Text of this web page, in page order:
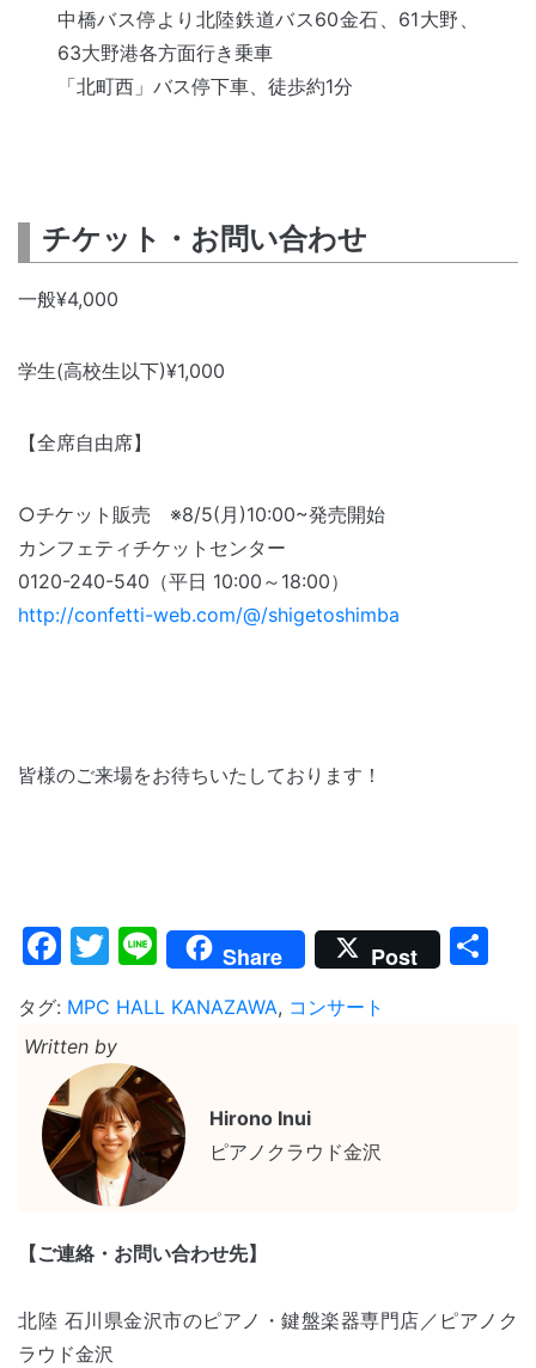
中橋バス停より北陸鉄道バス60金石、61大野、
63大野港各方面行き乗車
「北町西」バス停下車、徒歩約1分
チケット・お問い合わせ
一般¥4,000
学生(高校生以下)¥1,000
【全席自由席】
○チケット販売 ※8/5(月)10:00~発売開始
カンフェティチケットセンター
0120-240-540（平日 10:00～18:00）
http://confetti-web.com/@/shigetoshimba
皆様のご来場をお待ちいたしております！
Facebook
Twitter
LineShare Post
タグ: MPC HALL KANAZAWA, コンサート
Written by
Hirono Inui
ピアノクラウド金沢
【ご連絡・お問い合わせ先】
北陸 石川県金沢市のピアノ・鍵盤楽器専門店／ピアノク
ラウド金沢